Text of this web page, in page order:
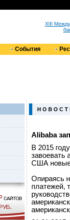
XIII
События
Н О В О С Т
Alibaba
В 2015
завоевать
США новые
Опираясь
платежей,